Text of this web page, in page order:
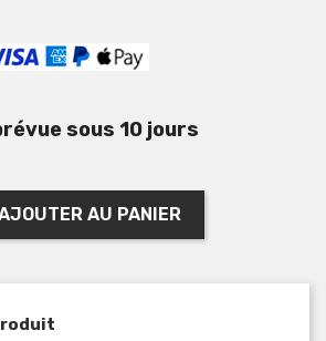
sous 10 jours
AU PANIER